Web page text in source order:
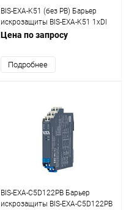
BIS-EXA-K51 (без PB) Барьер
искрозащиты BIS-EXA-K51 1хDI
(NAMUR, СК (сухой контакт)),
Цена по запросу
Подробнее
BIS-EXA-C5D122PB Барьер
искрозащиты BIS-EXA-C5D122PB